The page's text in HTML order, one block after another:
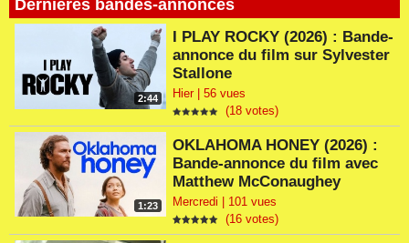
Dernières bandes-annonces
2:44
I PLAY ROCKY (2026) : Bande-
annonce du film sur Sylvester
Stallone
Hier | 56 vues
(18 votes)
1:23
OKLAHOMA HONEY (2026) :
Bande-annonce du film avec
Matthew McConaughey
Mercredi | 101 vues
(16 votes)